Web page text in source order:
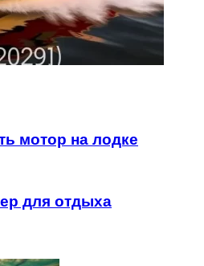
мотор на лодке
для отдыха